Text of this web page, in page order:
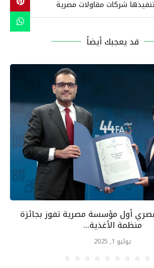
شركات مقاولات مصرية
قد يعجبك أيضاً
أول مؤسسة مصرية تفوز بجائزة
منظمة الأغذية...
يوليو 1, 2025